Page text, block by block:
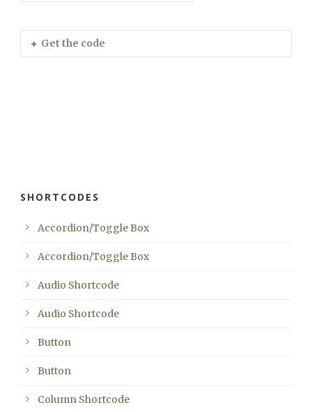
Get the code
SHORTCODES
Accordion/Toggle Box
Accordion/Toggle Box
Audio Shortcode
Audio Shortcode
Button
Button
Column Shortcode